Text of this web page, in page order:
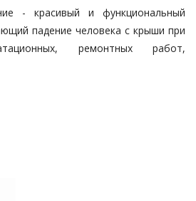
- красивый и функциональный
падение человека с крыши при
ремонтных работ,